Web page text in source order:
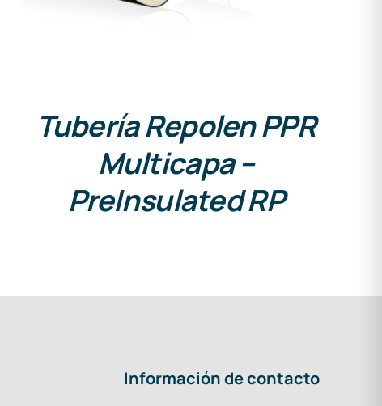
Tubería Repolen PPR
Multicapa –
PreInsulated RP
Información de contacto